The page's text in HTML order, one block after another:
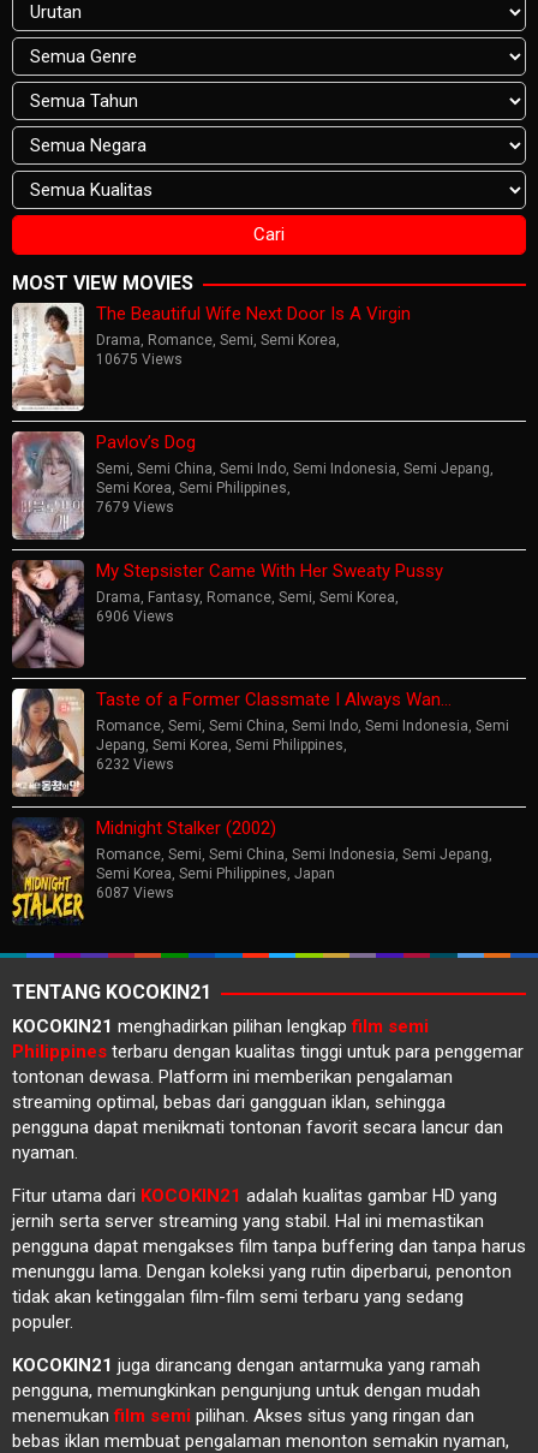
MOST VIEW MOVIES
The Beautiful Wife Next Door Is A Virgin
Drama, Romance, Semi, Semi Korea,
10675 Views
Pavlov’s Dog
Semi, Semi China, Semi Indo, Semi Indonesia, Semi Jepang,
Semi Korea, Semi Philippines,
7679 Views
My Stepsister Came With Her Sweaty Pussy
Drama, Fantasy, Romance, Semi, Semi Korea,
6906 Views
Taste of a Former Classmate I Always Wan…
Romance, Semi, Semi China, Semi Indo, Semi Indonesia, Semi
Jepang, Semi Korea, Semi Philippines,
6232 Views
Midnight Stalker (2002)
Romance, Semi, Semi China, Semi Indonesia, Semi Jepang,
Semi Korea, Semi Philippines, Japan
6087 Views
TENTANG KOCOKIN21
KOCOKIN21 menghadirkan pilihan lengkapfilm semi
Philippines terbaru dengan kualitas tinggi untuk para penggemar
tontonan dewasa. Platform ini memberikan pengalaman
streaming optimal, bebas dari gangguan iklan, sehingga
pengguna dapat menikmati tontonan favorit secara lancur dan
nyaman.
Fitur utama dari KOCOKIN21 adalah kualitas gambar HD yang
jernih serta server streaming yang stabil. Hal ini memastikan
pengguna dapat mengakses film tanpa buffering dan tanpa harus
menunggu lama. Dengan koleksi yang rutin diperbarui, penonton
tidak akan ketinggalan film-film semi terbaru yang sedang
populer.
KOCOKIN21 juga dirancang dengan antarmuka yang ramah
pengguna, memungkinkan pengunjung untuk dengan mudah
menemukanfilm semi pilihan. Akses situs yang ringan dan
bebas iklan membuat pengalaman menonton semakin nyaman,